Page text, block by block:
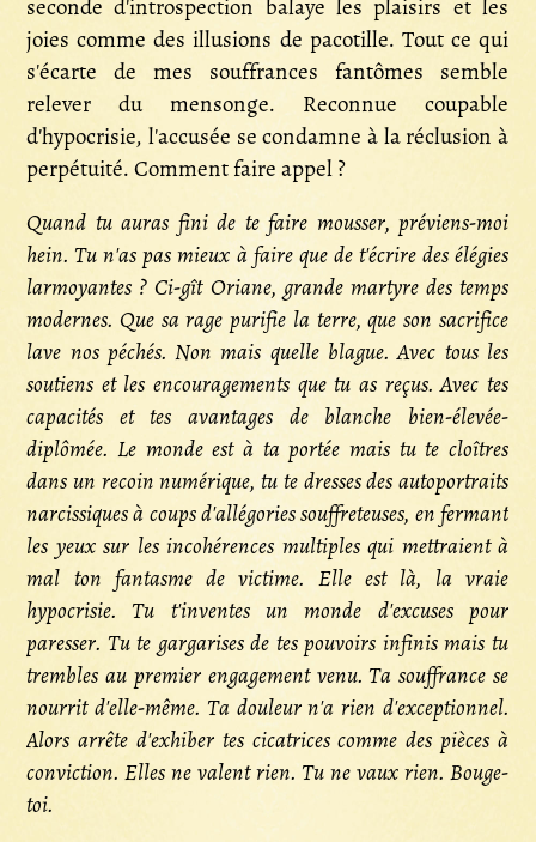
seconde d'introspection balaye les plaisirs et les
joies comme des illusions de pacotille. Tout ce qui
s'écarte de mes souffrances fantômes semble
relever du mensonge. Reconnue coupable
d'hypocrisie, l'accusée se condamne à la réclusion à
perpétuité. Comment faire appel ?
Quand tu auras fini de te faire mousser, préviens-moi
hein. Tu n'as pas mieux à faire que de t'écrire des élégies
larmoyantes ? Ci-gît Oriane, grande martyre des temps
modernes. Que sa rage purifie la terre, que son sacrifice
lave nos péchés. Non mais quelle blague. Avec tous les
soutiens et les encouragements que tu as reçus. Avec tes
capacités et tes avantages de blanche bien-élevée-
diplômée. Le monde est à ta portée mais tu te cloîtres
dans un recoin numérique, tu te dresses des autoportraits
narcissiques à coups d'allégories souffreteuses, en fermant
les yeux sur les incohérences multiples qui mettraient à
mal ton fantasme de victime. Elle est là, la vraie
hypocrisie. Tu t'inventes un monde d'excuses pour
paresser. Tu te gargarises de tes pouvoirs infinis mais tu
trembles au premier engagement venu. Ta souffrance se
nourrit d'elle-même. Ta douleur n'a rien d'exceptionnel.
Alors arrête d'exhiber tes cicatrices comme des pièces à
conviction. Elles ne valent rien. Tu ne vaux rien. Bouge-
toi.